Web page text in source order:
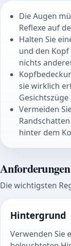
Die Augen
Reflexe auf
Halten Sie
und den
nichts
sie wirklich
Vermeiden
hinter dem
Die wichtigsten
Hintergrund
Verwenden Sie